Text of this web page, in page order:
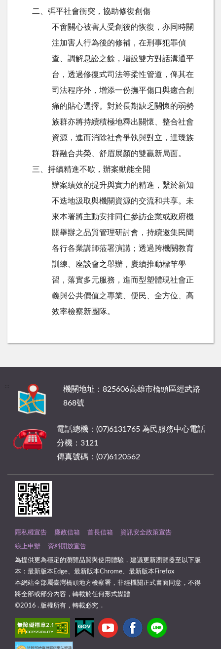
二、弭平社會衝突，協助修復創傷
不啻關心被害人受創後的恢復，亦同時關
注加害人行為後的修補，在刑事犯罪偵
查、調解息訟之餘，增設雙方對話溝通平
台，透過修復式司法等柔性管道，俾其在
司法程序外，增添一份撫平傷口與癒合創
痛的貼心選擇。對於長期缺乏關懷的弱勢
族群亦將持續積極地釋出關懷、整合社會
資源，進而消除社會爭執與對立，達臻族
群融合共榮、舒眉展顏的雙贏新局面。
三、持續精進不歇，辦案動能全開
辦案績效的提升與實力的精進，繫於新知
不迭地汲取與機關資源的交流和共享。未
來本署將主動安排同仁參訪企業或政府機
關舉辦之品質管理研討會，持續邀集民間
各行各業講師蒞署演講；透過跨機關教育
訓練、座談會之舉辦，賡續推動標竿學
習，落實多元服務，進而型塑體現社會正
義與公共價值之專業、便民、全方位、高
效率檢察新團隊。
機關地址：825606高雄市橋頭區經武路
868號
電話總機：(07)6131765 為民服務中心電話
分機：3121
傳真號碼：(07)6120562
隱私權宣告 廉政信箱 首長信箱 資訊安全政策宣告
線上申辦 資料開放宣告
為提供更為穩定的瀏覽品質與使用體驗，建議更新瀏覽器至以下版
本：最新版本Edge、最新版本Chrome、最新版本Firefox
本網站全部屬臺灣橋頭地方檢察署，非經機關正式書面同意，不得
將全部或部分內容，轉載於任何形式媒體
©2016 . 版權所有，轉載必究 .